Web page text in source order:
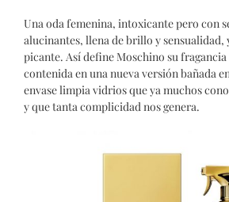
Una oda femenina, intoxicante pero con
alucinantes, llena de brillo y sensualidad,
picante. Así define Moschino su
contenida en una nueva versión bañada
envase limpia vidrios que ya muchos
y que tanta complicidad nos genera.